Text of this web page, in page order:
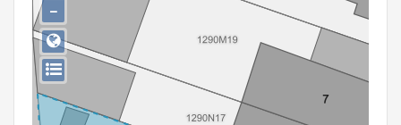
Hergebruik
Aanmelden
−